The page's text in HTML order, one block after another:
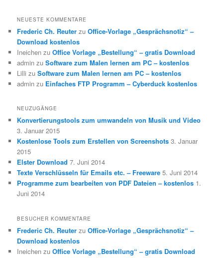
NEUESTE KOMMENTARE
Frederic Ch. Reuter zuOffice-Vorlage „Gesprächsnotiz“ –
Download kostenlos
Ineichen zuOffice Vorlage „Bestellung“ – gratis Download
admin zuSoftware zum Malen lernen am PC – kostenlos
Lilli zuSoftware zum Malen lernen am PC – kostenlos
admin zu Einfaches FTP Programm – Cyberduck kostenlos
NEUZUGÄNGE
Konvertierungstools zum umwandeln von Musik und Video
3. Januar 2015
Kostenlose Tools zum Erstellen von Screenshots 3. Januar
2015
Elster Download 7. Juni 2014
Texte Verschlüsseln für Emails etc. – Freeware 5. Juni 2014
Programme zum bearbeiten von PDF Dateien – kostenlos 1.
Juni 2014
BESUCHER KOMMENTARE
Frederic Ch. Reuter zuOffice-Vorlage „Gesprächsnotiz“ –
Download kostenlos
Ineichen zuOffice Vorlage „Bestellung“ – gratis Download